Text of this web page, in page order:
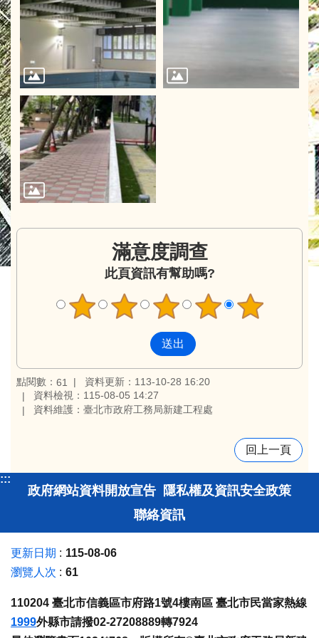
滿意度調查
此頁資訊有幫助嗎?
點閱數： 61
資料更新：113-10-28 16:20
資料檢視：115-08-05 14:27
資料維護：臺北市政府工務局新建工程處
回上一頁
:::
政府網站資料開放宣告 隱私權及資訊安全政策
聯絡資訊
更新日期
115-08-06
瀏覽人次
61
110204 臺北市信義區市府路1號4樓南區 臺北市民當家熱線
1999外縣市請撥02-27208889轉7924